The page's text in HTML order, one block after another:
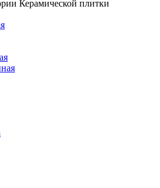
Керамической плитки